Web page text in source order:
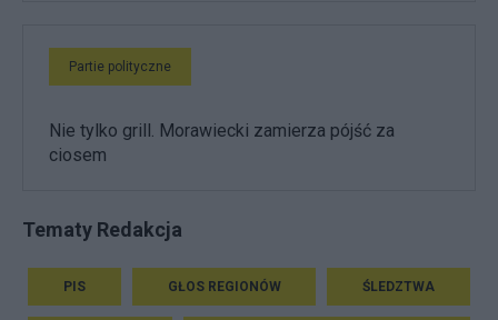
Partie polityczne
Nie tylko grill. Morawiecki zamierza pójść za
ciosem
Tematy Redakcja
PIS GŁOS REGIONÓW ŚLEDZTWA